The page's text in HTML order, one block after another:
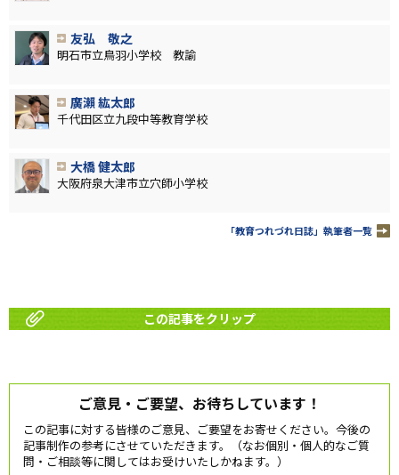
友弘 敬之
明石市立鳥羽小学校 教諭
廣瀨 紘太郎
千代田区立九段中等教育学校
大橋 健太郎
大阪府泉大津市立穴師小学校
「教育つれづれ日誌」執筆者一覧
この記事をクリップ
ご意見・ご要望、お待ちしています！
この記事に対する皆様のご意見、ご要望をお寄せください。今後の
記事制作の参考にさせていただきます。（なお個別・個人的なご質
問・ご相談等に関してはお受けいたしかねます。）